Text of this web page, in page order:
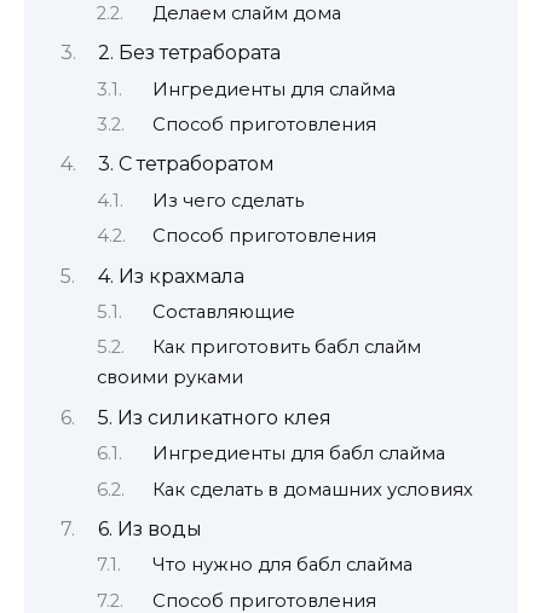
Делаем слайм дома
2. Без тетрабората
Ингредиенты для слайма
Способ приготовления
3. С тетраборатом
Из чего сделать
Способ приготовления
4. Из крахмала
Составляющие
Как приготовить бабл слайм
своими руками
5. Из силикатного клея
Ингредиенты для бабл слайма
Как сделать в домашних условиях
6. Из воды
Что нужно для бабл слайма
Способ приготовления